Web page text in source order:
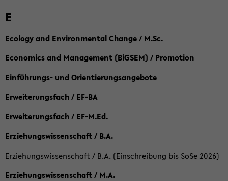
E
Ecology and Environmental Change / M.Sc.
Economics and Management (BiGSEM) / Promotion
Einführungs- und Orientierungsangebote
Erweiterungsfach / EF-BA
Erweiterungsfach / EF-M.Ed.
Erziehungswissenschaft / B.A.
Erziehungswissenschaft / B.A. (Einschreibung bis SoSe 2026)
Erziehungswissenschaft / M.A.